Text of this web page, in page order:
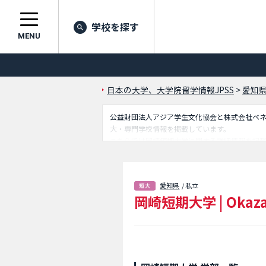
MENU
学校を探す
日本の大学、大学院留学情報JPSS > 愛知
公益財団法人アジア学生文化協会と株式会社ベ
大・専門学校情報を掲載しています。
こちらでは岡崎短期大学に関する詳細情報を記
愛知県 / 私立
岡崎短期大学 |